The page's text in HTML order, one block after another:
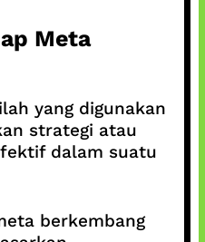
Meta
yang digunakan
strategi atau
dalam suatu
berkembang